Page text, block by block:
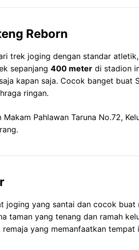
Reborn
trek joging dengan standar
sepanjang 400 meter di stadion
kapan saja. Cocok banget buat
ringan.
Makam Pahlawan Taruna No.72,
joging yang santai dan cocok buat
taman yang tenang dan ramah
remaja yang memanfaatkan